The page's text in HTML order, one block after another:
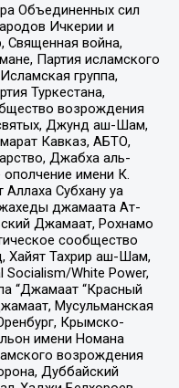
Объединенных сил
Ичкерии и
Священная война,
Партия исламского
группа,
Туркестана,
возрождения
Джунд аш-Шам,
Кавказ, АБТО,
Джабха аль-
имени К.
Субхану уа
джамаата Ат-
Джамаат, Рохнамо
сообщество
Хайят Тахрир аш-Шам,
White Power,
“Джамаат “Красный
Мусульманская
Крымско-
имени Номана
возрождения
Дуббайский